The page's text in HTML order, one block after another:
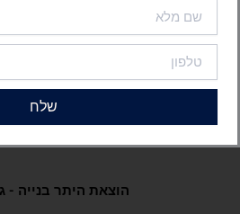
הוצאת היתר בנייה -
מלא
שלח